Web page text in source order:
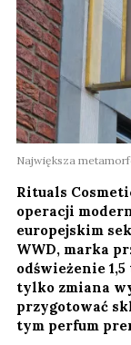
Największa
Rituals
operacji
europejskim
WWD, marka
odświeżenie
tylko zmiana
przygotować
tym perfum